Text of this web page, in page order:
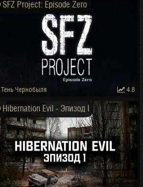
SFZ Project: Episode Zero
Тень Чернобыля 4.8
Hibernation Evil - Эпизод I